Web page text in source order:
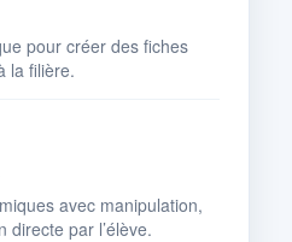
pour créer des fiches
la filière.
avec manipulation,
directe par l’élève.